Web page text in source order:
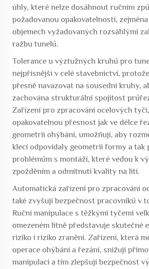
úhly, které nelze dosáhnout ručním
požadovanou opakovatelností,
objemech vyžadovaných rozsáhlými
ražbu tunelů.
Tolerance u výztužných kruhů pro
nejpřísnější v celé stavebnictví,
přesně navazovat na sousední kruhy,
zachována strukturální spojitost
Zařízení pro zpracování ocelových
opakovatelnou přesnost jak ve délce
geometrii ohýbání, umožňují, aby
klecí odpovídaly geometrii formy a tak
problémům s montáží, které vedou k
zpožděním a odmítnutí kvality na lití.
Automatická zařízení pro zpracování
také zvyšují bezpečnost pracovníků v
Ruční manipulace s těžkými tyčemi
omezeném litně představuje skutečné
riziko i riziko zranění. Zařízení, která
operace ohýbání a řezání, snižují
manipulaci a tím zlepšují bezpečnost